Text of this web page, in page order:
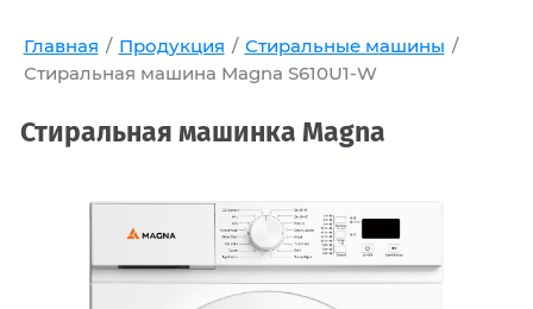
Главная / Продукция / Стиральные машины /
Стиральная машина Magna S610U1-W
Стиральная машинка Magna